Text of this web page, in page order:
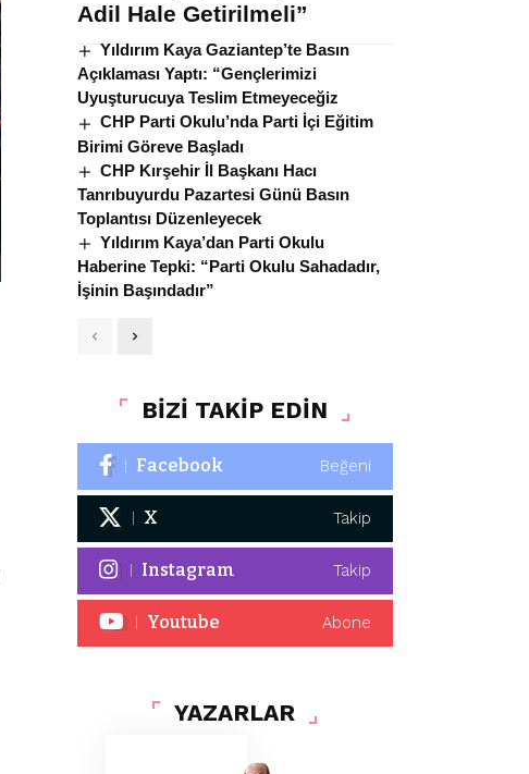
Adil Hale Getirilmeli”
Yıldırım Kaya Gaziantep’te Basın
Açıklaması Yaptı: “Gençlerimizi
Uyuşturucuya Teslim Etmeyeceğiz
CHP Parti Okulu’nda Parti İçi Eğitim
Birimi Göreve Başladı
CHP Kırşehir İl Başkanı Hacı
Tanrıbuyurdu Pazartesi Günü Basın
Toplantısı Düzenleyecek
Yıldırım Kaya’dan Parti Okulu
Haberine Tepki: “Parti Okulu Sahadadır,
İşinin Başındadır”
BİZİ TAKİP EDİN
Facebook Beğeni
X Takip
Instagram Takip
Youtube Abone
YAZARLAR